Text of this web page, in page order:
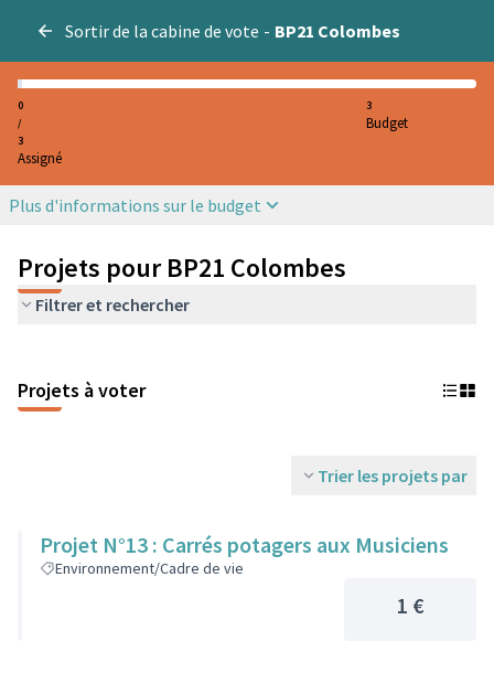
Sortir de la cabine de vote - BP21 Colombes
0
/
3
Assigné
3
Budget
Plus d'informations sur le budget
Projets pour BP21 Colombes
Filtrer et rechercher
Projets à voter
Trier les projets par
Projet N°13 : Carrés potagers aux Musiciens
Environnement/Cadre de vie
1 €